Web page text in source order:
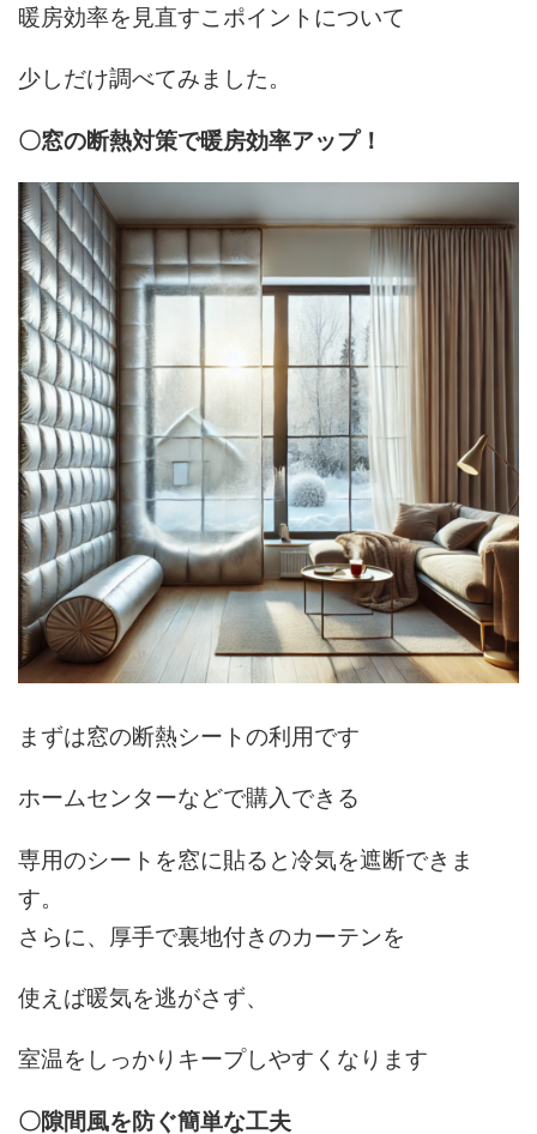
暖房効率を見直すこポイントについて
少しだけ調べてみました。
〇窓の断熱対策で暖房効率アップ！
まずは窓の断熱シートの利用です
ホームセンターなどで購入できる
専用のシートを窓に貼ると冷気を遮断できま
す。
さらに、厚手で裏地付きのカーテンを
使えば暖気を逃がさず、
室温をしっかりキープしやすくなります
〇隙間風を防ぐ簡単な工夫